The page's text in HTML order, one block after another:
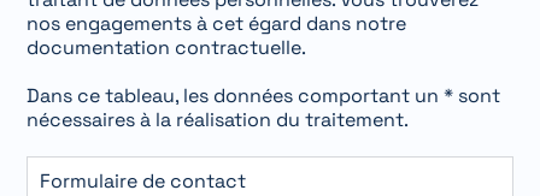
nos engagements à cet égard dans notre
documentation contractuelle.
Dans ce tableau, les données comportant un * sont
nécessaires à la réalisation du traitement.
Formulaire de contact